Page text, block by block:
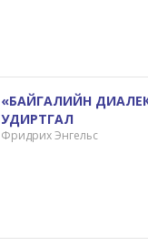
«БАЙГАЛИЙН
УДИРТГАЛ
Фридрих Энгельс